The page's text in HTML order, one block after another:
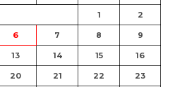
1 2
6 7 8 9
13 14 15 16
20 21 22 23